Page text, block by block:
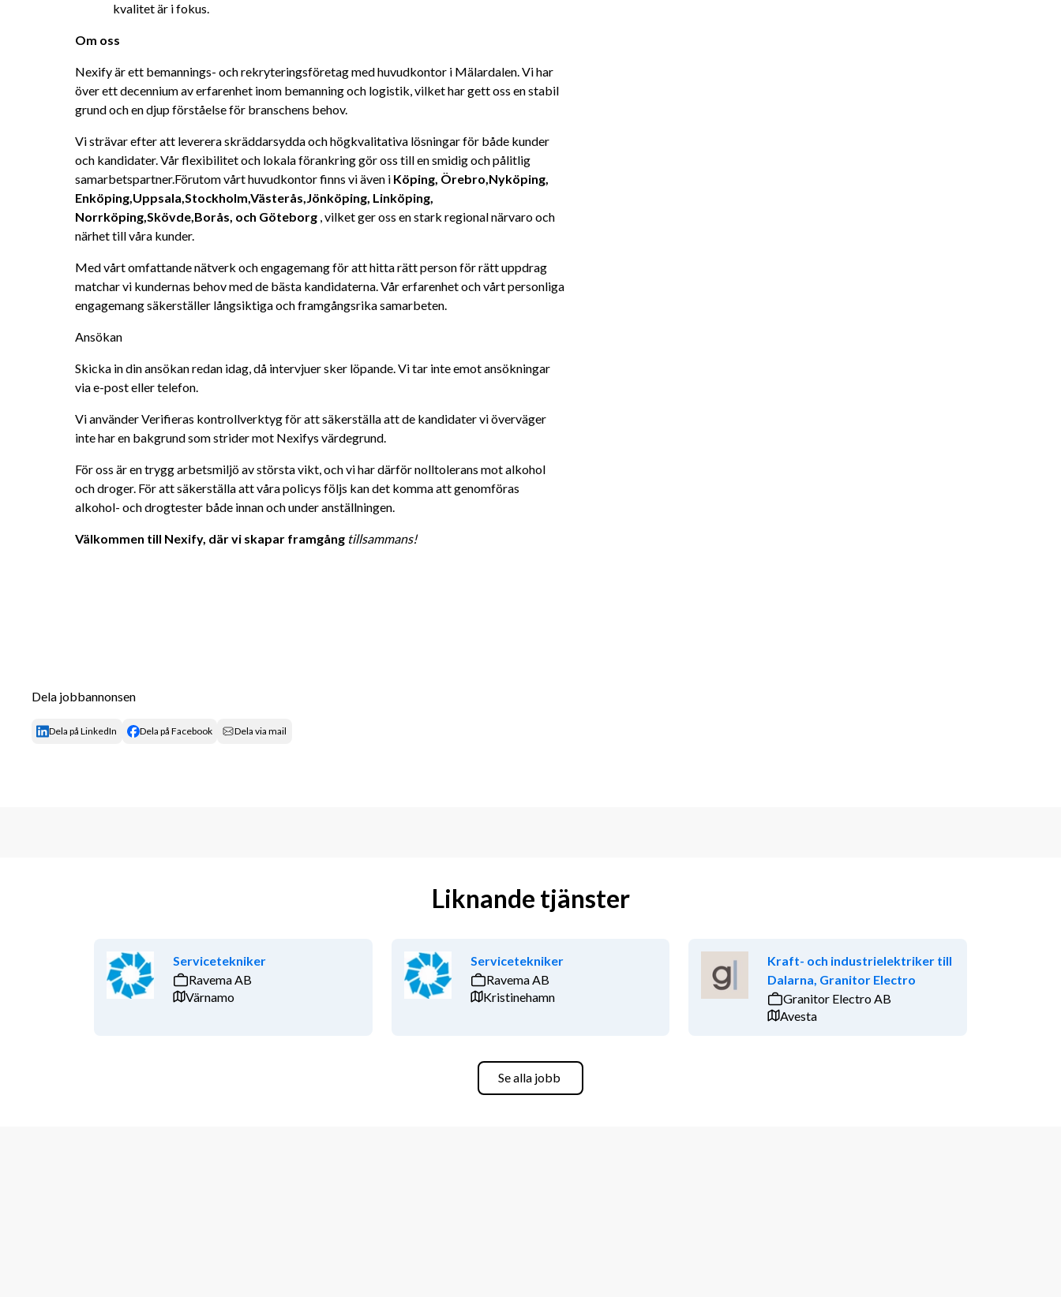
kvalitet är i fokus.
Om oss
Nexify är ett bemannings- och rekryteringsföretag med huvudkontor i Mälardalen. Vi har
över ett decennium av erfarenhet inom bemanning och logistik, vilket har gett oss en stabil
grund och en djup förståelse för branschens behov.
Vi strävar efter att leverera skräddarsydda och högkvalitativa lösningar för både kunder
och kandidater. Vår flexibilitet och lokala förankring gör oss till en smidig och pålitlig
samarbetspartner.Förutom vårt huvudkontor finns vi även i Köping, Örebro,Nyköping,
Enköping,Uppsala,Stockholm,Västerås,Jönköping, Linköping,
Norrköping,Skövde,Borås, och Göteborg , vilket ger oss en stark regional närvaro och
närhet till våra kunder.
Med vårt omfattande nätverk och engagemang för att hitta rätt person för rätt uppdrag
matchar vi kundernas behov med de bästa kandidaterna. Vår erfarenhet och vårt personliga
engagemang säkerställer långsiktiga och framgångsrika samarbeten.
Ansökan
Skicka in din ansökan redan idag, då intervjuer sker löpande. Vi tar inte emot ansökningar
via e-post eller telefon.
Vi använder Verifieras kontrollverktyg för att säkerställa att de kandidater vi överväger
inte har en bakgrund som strider mot Nexifys värdegrund.
För oss är en trygg arbetsmiljö av största vikt, och vi har därför nolltolerans mot alkohol
och droger. För att säkerställa att våra policys följs kan det komma att genomföras
alkohol- och drogtester både innan och under anställningen.
Välkommen till Nexify, där vi skapar framgång tillsammans!
Dela jobbannonsen
Dela på LinkedIn Dela på Facebook Dela via mail
Liknande tjänster
Servicetekniker
Ravema AB
Värnamo
Servicetekniker
Ravema AB
Kristinehamn
Kraft- och industrielektriker till
Dalarna, Granitor Electro
Granitor Electro AB
Avesta
Se alla jobb